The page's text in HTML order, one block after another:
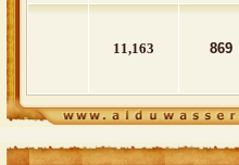
869
11,163